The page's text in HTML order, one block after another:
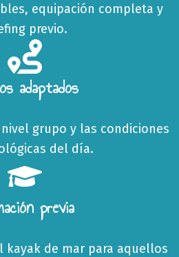
equipación completa y
previo.
adaptados
grupo y las condiciones
del día.
previa
kayak de mar para aquellos